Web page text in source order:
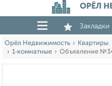
ОРЁЛ
Закладки
Орёл Недвижимость Квартиры
1‑комнатные
Объявление